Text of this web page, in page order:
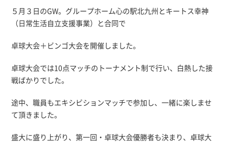
５月３日のGW。グループホーム心の駅北九州とキートス幸神
（日常生活自立支援事業）と合同で
卓球大会＋ビンゴ大会を開催しました。
卓球大会では10点マッチのトーナメント制で行い、白熱した接
戦ばかりでした。
途中、職員もエキシビションマッチで参加し、一緒に楽しませ
て頂きました。
盛大に盛り上がり、第一回・卓球大会優勝者も決まり、卓球大